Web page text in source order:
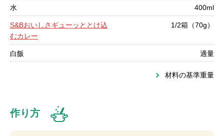
水 400ml
S&Bおいしさギューッととけ込
むカレー
1/2箱（70g）
白飯 適量
材料の基準重量
作り方